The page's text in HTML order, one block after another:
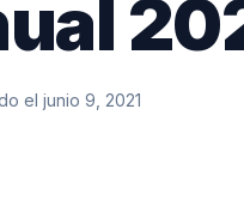
el junio 9, 2021